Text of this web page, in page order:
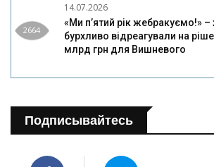
2664
14.07.2026
«Ми п’ятий рік жебракуємо!» –
бурхливо відреагували на
млрд грн для Вишневого
Подписывайтесь